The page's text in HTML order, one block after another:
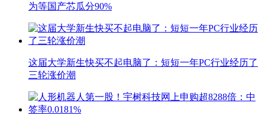
为等国产芯瓜分90%
这届大学新生快买不起电脑了：短短一年PC行业经历了
三轮涨价潮